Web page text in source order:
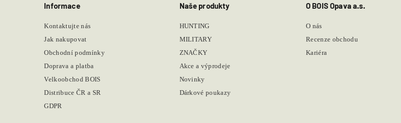
Informace
Kontaktujte nás
Jak nakupovat
Obchodní podmínky
Doprava a platba
Velkoobchod BOIS
Distribuce ČR a SR
GDPR
Naše produkty
HUNTING
MILITARY
ZNAČKY
Akce a výprodeje
Novinky
Dárkové poukazy
O BOIS Opava a.s.
O nás
Recenze obchodu
Kariéra